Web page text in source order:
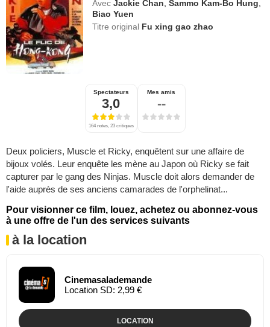
Avec Jackie Chan ,Sammo Kam-Bo Hung
Biao Yuen
Titre original Fu xing gao zhao
Spectateurs
3,0
164 notes, 23 critiques
Mes amis
--
Deux policiers, Muscle et Ricky, enquêtent sur une affaire de
bijoux volés. Leur enquête les mène au Japon où Ricky se fait
capturer par le gang des Ninjas. Muscle doit alors demander de
l'aide auprès de ses anciens camarades de l'orphelinat...
Pour visionner ce film, louez, achetez ou abonnez-vous
à une offre de l'un des services suivants
à la location
Cinemasalademande
Location SD: 2,99 €
LOCATION